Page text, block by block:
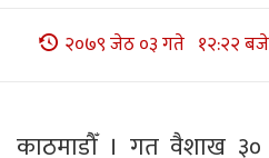
२०७९ जेठ ०३ गते १२:२२ बजे
काठमाडौँ । गत वैशाख